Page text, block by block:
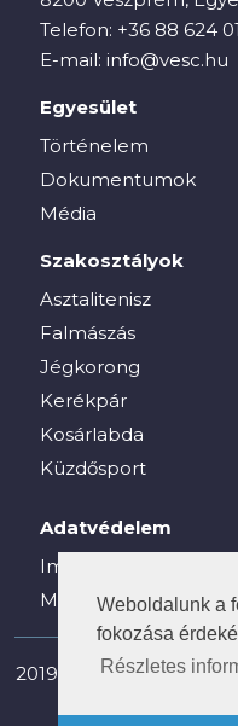
Weboldalunk a
fokozása
Részletes
Telefon: +36 88 624
E-mail: info@vesc.hu
Egyesület
Történelem
Dokumentumok
Média
Szakosztályok
Asztalitenisz
Falmászás
Jégkorong
Kerékpár
Kosárlabda
Küzdősport
Adatvédelem
Impresszum
Média
2019-2025 © vesc.hu -